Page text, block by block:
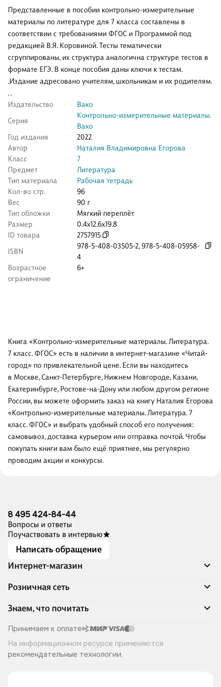
Представленные в пособии контрольно-измерительные
материалы по литературе для 7 класса составлены в
соответствии с требованиями ФГОС и Программой под
редакцией В.Я. Коровиной. Тесты тематически
сгруппированы, их структура аналогична структуре тестов в
формате ЕГЭ. В конце пособия даны ключи к тестам.
.Издание адресовано учителям, школьникам и их родителям.
. .
Издательство
Вако
Серия
Контрольно-измерительные материалы.
Вако
Год издания
2022
Автор
Наталия Владимировна Егорова
Класс
7
Предмет
Литература
Тип материала
Рабочая тетрадь
Кол-во стр.
96
Вес
90 г
Тип обложки
Мягкий переплёт
Размер
0.4x12.6x19.8
ID товара
2757915
ISBN
978-5-408-03505-2,978-5-408-05958-
4
Возрастное
ограничение
6+
Книга «Контрольно-измерительные материалы. Литература.
7 класс. ФГОС» есть в наличии в интернет-магазине «Читай-
город» по привлекательной цене. Если вы находитесь
в Москве, Санкт-Петербурге, Нижнем Новгороде, Казани,
Екатеринбурге, Ростове-на-Дону или любом другом регионе
России, вы можете оформить заказ на книгу Наталия Егорова
«Контрольно-измерительные материалы. Литература. 7
класс. ФГОС» и выбрать удобный способ его получения:
самовывоз, доставка курьером или отправка почтой. Чтобы
покупать книги вам было ещё приятнее, мы регулярно
проводим акции и конкурсы.
8 495 424-84-44
Вопросы и ответы
Поучаствовать в интервью
Написать обращение
Интернет-магазин
Акции
Доставка и оплата
Программа лояльности
Подарочные сертификаты
Правила продажи
Политика конфиденциальности
Розничная сеть
Адреса магазинов
Книжный Дозор
О компании
Читай-город для бизнеса
Хотите у нас работать?
Знаем, что почитать
Скоро в продаже
Лучшие из лучших
Читай-журнал
Принимаем к оплате
На информационном ресурсе применяются
рекомендательные технологии.